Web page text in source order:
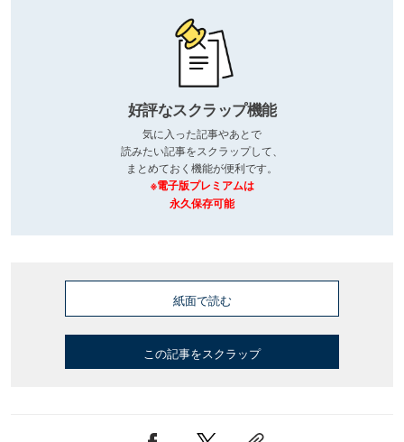
好評なスクラップ機能
気に入った記事やあとで
読みたい記事をスクラップして、
まとめておく機能が便利です。
※電子版プレミアムは
永久保存可能
紙面で読む
この記事をスクラップ